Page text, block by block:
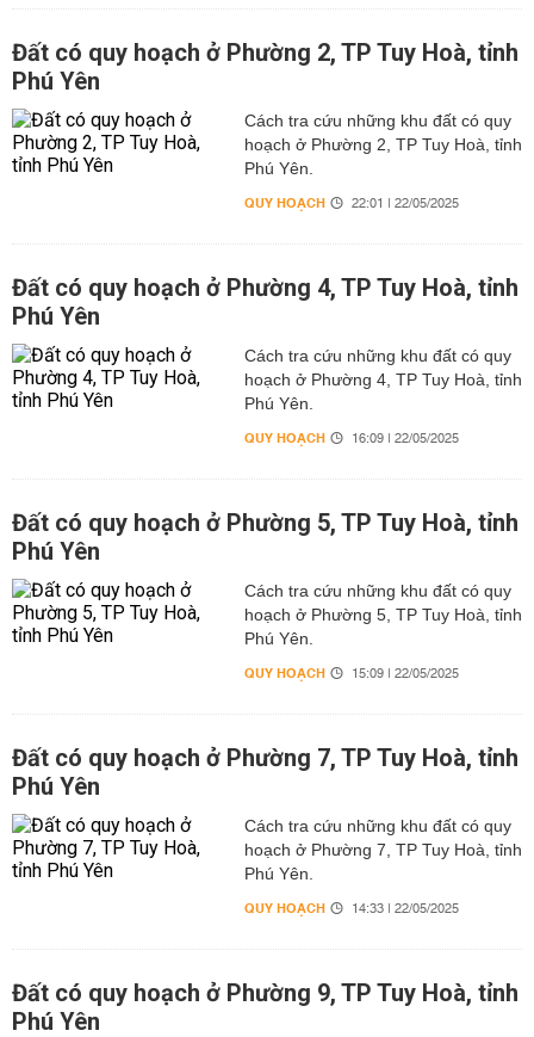
Đất có quy hoạch ở Phường 2, TP Tuy Hoà, tỉnh
Phú Yên
Cách tra cứu những khu đất có quy
hoạch ở Phường 2, TP Tuy Hoà, tỉnh
Phú Yên.
QUY HOẠCH 22:01 | 22/05/2025
Đất có quy hoạch ở Phường 4, TP Tuy Hoà, tỉnh
Phú Yên
Cách tra cứu những khu đất có quy
hoạch ở Phường 4, TP Tuy Hoà, tỉnh
Phú Yên.
QUY HOẠCH 16:09 | 22/05/2025
Đất có quy hoạch ở Phường 5, TP Tuy Hoà, tỉnh
Phú Yên
Cách tra cứu những khu đất có quy
hoạch ở Phường 5, TP Tuy Hoà, tỉnh
Phú Yên.
QUY HOẠCH 15:09 | 22/05/2025
Đất có quy hoạch ở Phường 7, TP Tuy Hoà, tỉnh
Phú Yên
Cách tra cứu những khu đất có quy
hoạch ở Phường 7, TP Tuy Hoà, tỉnh
Phú Yên.
QUY HOẠCH 14:33 | 22/05/2025
Đất có quy hoạch ở Phường 9, TP Tuy Hoà, tỉnh
Phú Yên